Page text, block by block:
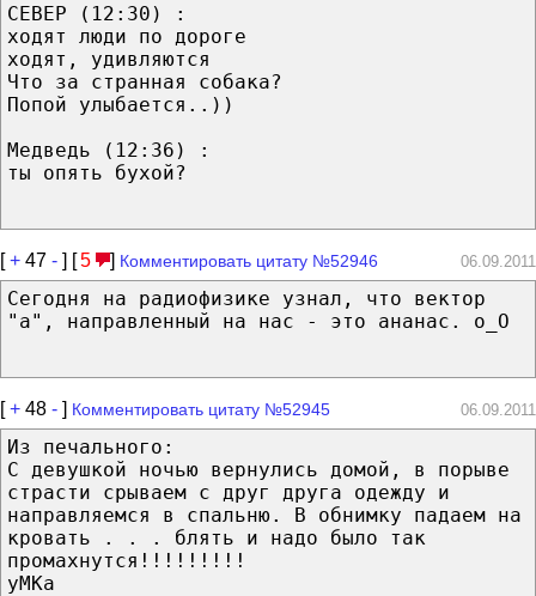
СЕВЕР (12:30) :
ходят люди по дороге
ходят, удивляются
Что за странная собака?
Попой улыбается..))
Медведь (12:36) :
ты опять бухой?
[+ 47 - ] [5 ] Комментировать цитату №52946 06.09.2011
Сегодня на радиофизике узнал, что вектор
"а", направленный на нас - это ананас. о_О
[+ 48 - ] Комментировать цитату №52945 06.09.2011
Из печального:
С девушкой ночью вернулись домой, в порыве
страсти срываем с друг друга одежду и
направляемся в спальню. В обнимку падаем на
кровать . . . блять и надо было так
промахнутся!!!!!!!!!
yMKa